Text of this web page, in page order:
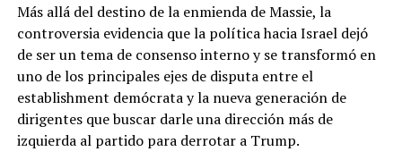
Más allá del destino de la enmienda de Massie, la
controversia evidencia que la política hacia Israel dejó
de ser un tema de consenso interno y se transformó en
uno de los principales ejes de disputa entre el
establishment demócrata y la nueva generación de
dirigentes que buscar darle una dirección más de
izquierda al partido para derrotar a Trump.